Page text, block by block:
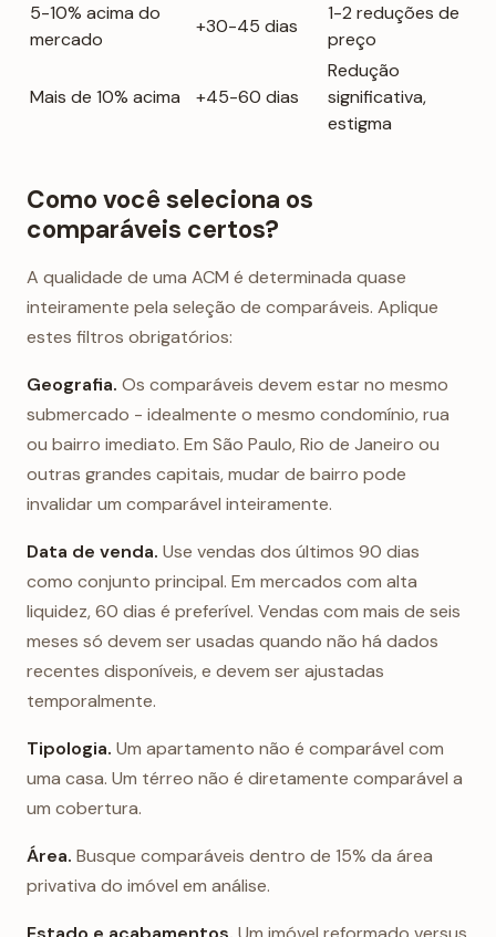
5-10% acima do
mercado
+30-45 dias
1-2 reduções de
preço
Mais de 10% acima +45-60 dias
Redução
significativa,
estigma
Como você seleciona os
comparáveis certos?
A qualidade de uma ACM é determinada quase
inteiramente pela seleção de comparáveis. Aplique
estes filtros obrigatórios:
Geografia. Os comparáveis devem estar no mesmo
submercado - idealmente o mesmo condomínio, rua
ou bairro imediato. Em São Paulo, Rio de Janeiro ou
outras grandes capitais, mudar de bairro pode
invalidar um comparável inteiramente.
Data de venda. Use vendas dos últimos 90 dias
como conjunto principal. Em mercados com alta
liquidez, 60 dias é preferível. Vendas com mais de seis
meses só devem ser usadas quando não há dados
recentes disponíveis, e devem ser ajustadas
temporalmente.
Tipologia. Um apartamento não é comparável com
uma casa. Um térreo não é diretamente comparável a
um cobertura.
Área. Busque comparáveis dentro de 15% da área
privativa do imóvel em análise.